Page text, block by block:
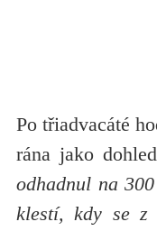
Po třiadvacáté
rána jako
odhadnul na
klestí, kdy se z